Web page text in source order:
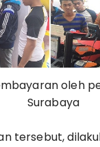
oleh
Surabaya
tersebut,